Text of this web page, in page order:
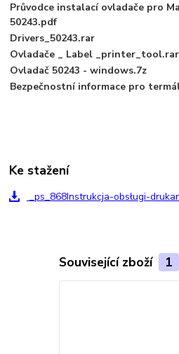
Průvodce instalací ovladače pro
50243.pdf
Drivers_50243.rar
Ovladače _ Label _printer_tool.rar
Ovladač 50243 - windows.7z
Bezpečnostní informace pro
Ke stažení
_ps_868Instrukcja-obsługi-
Související zboží 1